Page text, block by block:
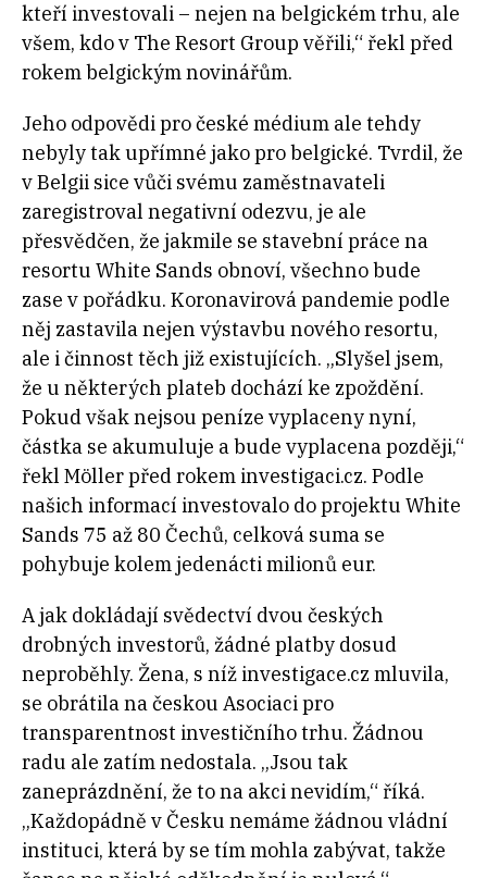
kteří investovali – nejen na belgickém trhu, ale
všem, kdo v The Resort Group věřili,“ řekl před
rokem belgickým novinářům.
Jeho odpovědi pro české médium ale tehdy
nebyly tak upřímné jako pro belgické. Tvrdil, že
v Belgii sice vůči svému zaměstnavateli
zaregistroval negativní odezvu, je ale
přesvědčen, že jakmile se stavební práce na
resortu White Sands obnoví, všechno bude
zase v pořádku. Koronavirová pandemie podle
něj zastavila nejen výstavbu nového resortu,
ale i činnost těch již existujících. „Slyšel jsem,
že u některých plateb dochází ke zpoždění.
Pokud však nejsou peníze vyplaceny nyní,
částka se akumuluje a bude vyplacena později,“
řekl Möller před rokem investigaci.cz. Podle
našich informací investovalo do projektu White
Sands 75 až 80 Čechů, celková suma se
pohybuje kolem jedenácti milionů eur.
A jak dokládají svědectví dvou českých
drobných investorů, žádné platby dosud
neproběhly. Žena, s níž investigace.cz mluvila,
se obrátila na českou Asociaci pro
transparentnost investičního trhu. Žádnou
radu ale zatím nedostala. „Jsou tak
zaneprázdnění, že to na akci nevidím,“ říká.
„Každopádně v Česku nemáme žádnou vládní
instituci, která by se tím mohla zabývat, takže